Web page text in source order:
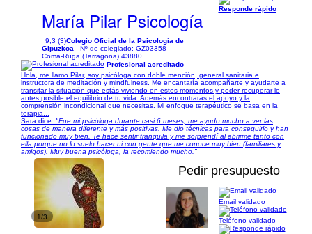
María Pilar Psicología
9,3 (3)Colegio Oficial de la Psicología de
Gipuzkoa - Nº de colegiado: GZ03358
Coma-Ruga (Tarragona) 43880
Responde rápido
Profesional acreditado
Hola, me llamo Pilar, soy psicóloga con doble mención, general sanitaria e
instructora de meditación y mindfulness. Me encantaría acompañarte y ayudarte a
transitar la situación que estás viviendo en estos momentos y poder recuperar lo
antes posible el equilibrio de tu vida. Además encontrarás el apoyo y la
comprensión incondicional que necesitas. Mi enfoque terapéutico se basa en la
terapia...
Sara dice: "Fue mi psicóloga durante casi 6 meses, me ayudo mucho a ver las
cosas de manera diferente y más positivas. Me dio técnicas para conseguirlo y han
funcionado muy bien. Te hace sentir tranquila y me sorprendí al abrirme tanto con
ella porque no lo suelo hacer ni con gente que me conoce muy bien (familiares y
amigos). Muy buena psicóloga, la recomiendo mucho."
1/3
Pedir presupuesto
Email validado
Teléfono validado